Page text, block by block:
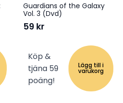
Guardians of the Galaxy
Vol. 3 (Dvd)
59 kr
Köp &
tjäna 59
poäng!
Lägg till i
varukorg